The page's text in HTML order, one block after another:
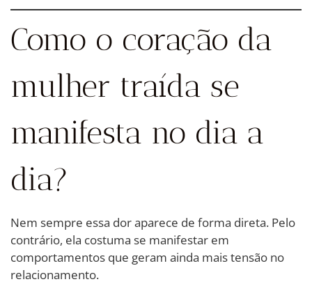
Como o coração da
mulher traída se
manifesta no dia a
dia?
Nem sempre essa dor aparece de forma direta. Pelo
contrário, ela costuma se manifestar em
comportamentos que geram ainda mais tensão no
relacionamento.